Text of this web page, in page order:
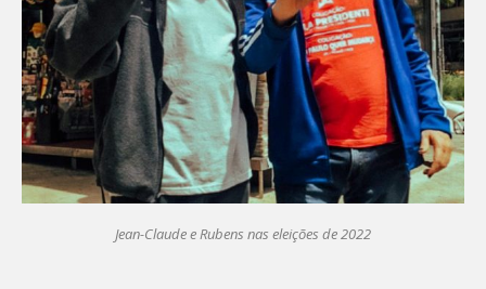
Jean-Claude e Rubens nas eleições de 2022